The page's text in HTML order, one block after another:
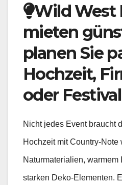
Wild West
mieten
planen Sie
Hochzeit,
oder Festival
Nicht jedes Event braucht
Hochzeit mit Country-Note
Naturmaterialien, warmem
starken Deko-Elementen.